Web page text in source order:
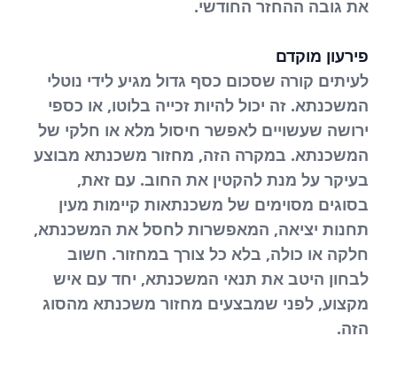
את גובה ההחזר החודשי.
פירעון מוקדם
לעיתים קורה שסכום כסף גדול מגיע לידי נוטלי
המשכנתא. זה יכול להיות זכייה בלוטו, או כספי
ירושה שעשויים לאפשר חיסול מלא או חלקי של
המשכנתא. במקרה הזה, מחזור משכנתא מבוצע
בעיקר על מנת להקטין את החוב. עם זאת,
בסוגים מסוימים של משכנתאות קיימות מעין
תחנות יציאה, המאפשרות לחסל את המשכנתא,
חלקה או כולה, בלא כל צורך במחזור. חשוב
לבחון היטב את תנאי המשכנתא, יחד עם איש
מקצוע, לפני שמבצעים מחזור משכנתא מהסוג
הזה.